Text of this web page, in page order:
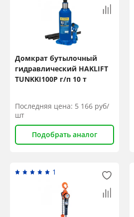
Домкрат бутылочный
гидравлический HAKLIFT
TUNKKI100P г/п 10 т
Последняя цена: 5 166 руб/
шт
Подобрать аналог
1